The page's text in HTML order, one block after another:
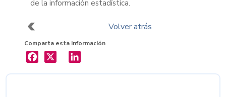
de la información estadística.
Volver atrás
Comparta esta información
X LinkedIn